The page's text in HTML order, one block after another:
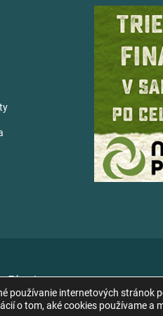
Zámutov
používanie internetových stránok
o tom, aké cookies používame a